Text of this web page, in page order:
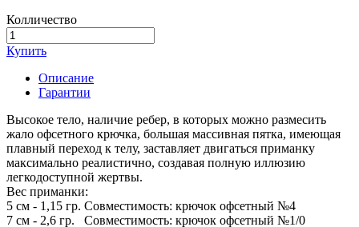
Колличество
Купить
Описание
Гарантии
Высокое тело, наличие ребер, в которых можно размесить
жало офсетного крючка, большая массивная пятка, имеющая
плавный переход к телу, заставляет двигаться приманку
максимально реалистично, создавая полную иллюзию
легкодоступной жертвы.
Вес приманки:
5 см - 1,15 гр. Совместимость: крючок офсетный №4
7 см - 2,6 гр. Совместимость: крючок офсетный №1/0